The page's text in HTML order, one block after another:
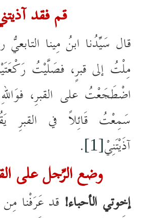
قم فقد
قال سَيِّدُنا ابنُ مِينا التابعيُّ
مِلْتُ إلى قبرٍ، فصَلَّيْتُ
اضْطَجَعْتُ على القبرِ،
سَمِعْتُ قَائِلاً في القبرِ
آذَيْتَنِيْ[1]
.
وضع الرِّجل على
إخوتي الأحباء!قد عَرَفْنا